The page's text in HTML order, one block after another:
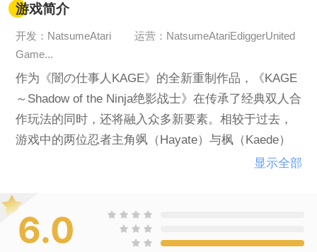
游戏简介
开发：NatsumeAtari
运营：NatsumeAtariEdiggerUnited
Game...
作为《闇の仕事人KAGE》的全新重制作品，《KAGE
～Shadow of the Ninja绝影战士》在传承了经典双人合
作玩法的同时，还将融入众多新要素。相较于过去，
游戏中的两位忍者主角飒（Hayate）与枫（Kaede）
不仅在造型上会有全新的变化，还增加了多种新武器
单人游玩，也能与好友一起合力闯关打倒强敌，找回
儿时双打的快乐。
显示全部
6.0